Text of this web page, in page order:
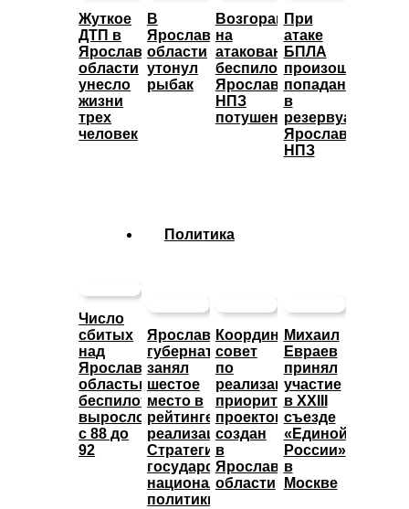
Жуткое
ДТП в
Ярославской
области
унесло
жизни
трех
человек
В
Ярославской
области
утонул
рыбак
Возгорание
на
атакованном
беспилотниками
Ярославском
НПЗ
потушено
При
атаке
БПЛА
произошло
попадание
в
резервуары
Ярославского
НПЗ
Число
сбитых
над
Ярославской
областью
беспилотников
выросло
с 88 до
92
Политика
Ярославский
губернатор
занял
шестое
место в
рейтинге
реализации
Стратегии
государственной
национальной
политики
Координационный
совет
по
реализации
приоритетных
проектов
создан
в
Ярославской
области
Михаил
Евраев
принял
участие
в XXIII
съезде
«Единой
России»
в
Москве